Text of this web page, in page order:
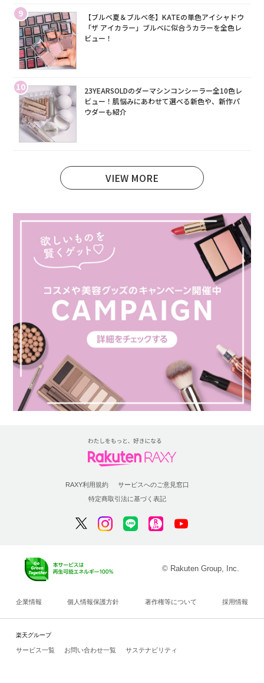
9
【ブルベ夏＆ブルベ冬】KATEの単色アイシャドウ
「ザ アイカラー」ブルベに似合うカラーを全色レ
ビュー！
10
23YEARSOLDのダーマシンコンシーラー全10色レ
ビュー！肌悩みにあわせて選べる新色や、新作パ
ウダーも紹介
VIEW MORE
RAXY利用規約
サービスへのご意見窓口
特定商取引法に基づく表記
© Rakuten Group, Inc.
企業情報 個人情報保護方針 著作権等について 採用情報
楽天グループ
サービス一覧 お問い合わせ一覧 サステナビリティ